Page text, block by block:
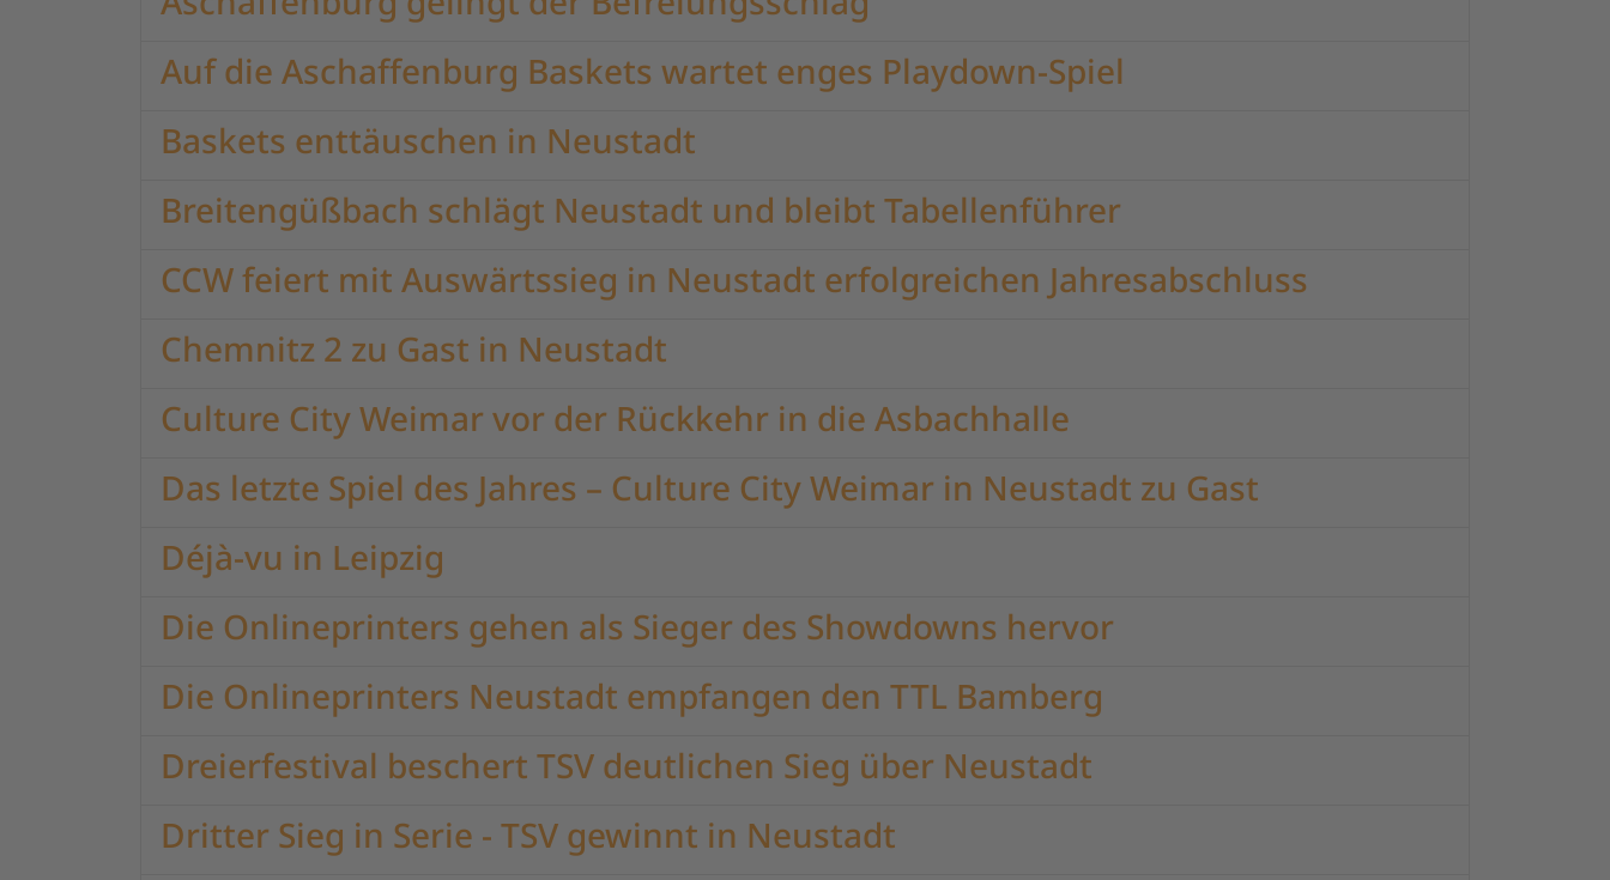
Auf die Aschaffenburg Baskets wartet enges Playdown-Spiel
Baskets enttäuschen in Neustadt
Breitengüßbach schlägt Neustadt und bleibt Tabellenführer
CCW feiert mit Auswärtssieg in Neustadt erfolgreichen Jahresabschluss
Chemnitz 2 zu Gast in Neustadt
Culture City Weimar vor der Rückkehr in die Asbachhalle
Das letzte Spiel des Jahres – Culture City Weimar in Neustadt zu Gast
Déjà-vu in Leipzig
Die Onlineprinters gehen als Sieger des Showdowns hervor
Die Onlineprinters Neustadt empfangen den TTL Bamberg
Dreierfestival beschert TSV deutlichen Sieg über Neustadt
Dritter Sieg in Serie - TSV gewinnt in Neustadt